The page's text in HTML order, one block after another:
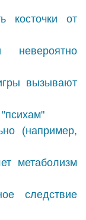
косточки от
невероятно
вызывают
(например,
метаболизм
следствие